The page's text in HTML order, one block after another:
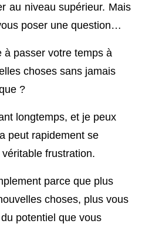
au niveau supérieur. Mais
poser une question…
à passer votre temps à
choses sans jamais
?
longtemps, et je peux
peut rapidement se
frustration.
parce que plus
choses, plus vous
potentiel que vous